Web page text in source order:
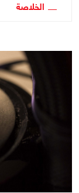
الخلاصة